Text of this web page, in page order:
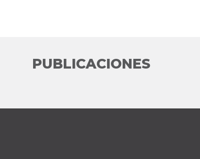
PUBLICACIONES